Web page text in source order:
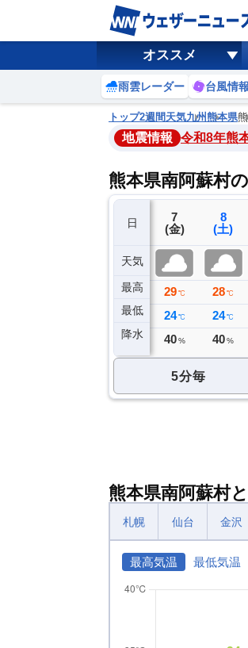
オススメ
雨雲レーダー 台風情報
トップ2週間天気九州熊本県
地震情報 令和8年熊
熊本県南阿蘇村
日
天気
最高
最低
降水
6
(木)
31℃
24℃
ミリ
7
(金)
29 ℃
24 ℃
40 %
8
(土)
28 ℃
24℃
40 %
5分毎
熊本県南阿蘇村
札幌 仙台 金沢
最高気温 最低気温